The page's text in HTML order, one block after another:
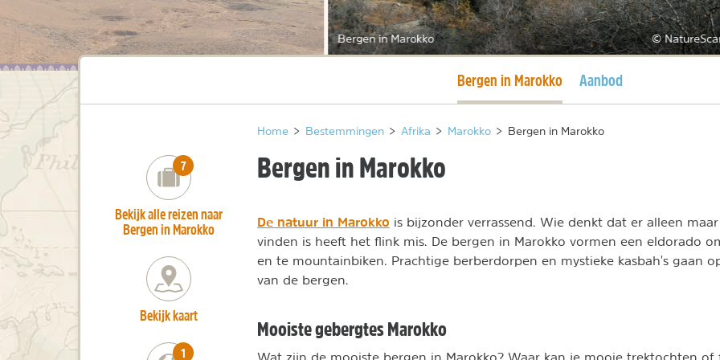
Bergen in Marokko ©
Huidige pagina
Bergen in Marokko Aanbod
Home > Bestemmingen > Afrika > Marokko > Bergen in Marokko
Bergen in Marokko
De natuur in Marokko is bijzonder verrassend. Wie denkt dat er alleen
vinden is heeft het flink mis. De bergen in Marokko vormen een eldorado
en te mountainbiken. Prachtige berberdorpen en mystieke kasbah's gaan
van de bergen.
Mooiste gebergtes Marokko
Wat zijn de mooiste bergen in Marokko? Waar kan je mooie trektochten of
number_of_trips:
7
Bekijk alle reizen naar
Bergen in Marokko
Bekijk kaart
number_of_trips:
1